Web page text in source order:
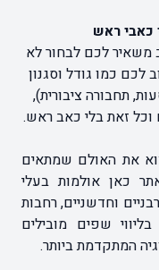
כאבי ראש
משאיר לכם לבחור לא
כמו גודל וסגנון
תחבורה ציבורית),
וכל זאת בלי כאב ראש.
את האולם שמתאים
כאן אולמות בעלי
וחדשניים, רחבות
שפים מובילים
המתקדמת ביותר.